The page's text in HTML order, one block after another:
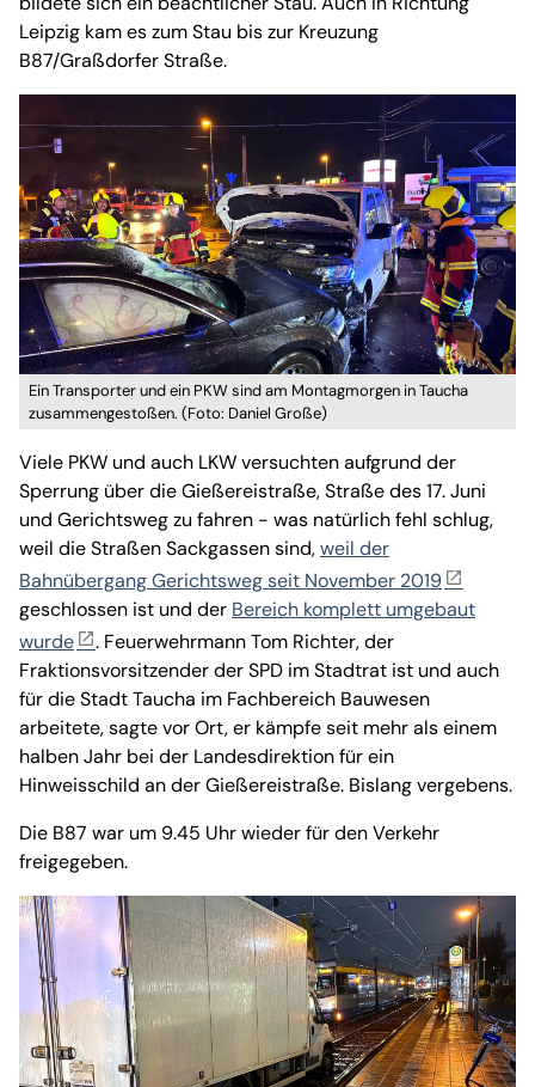
Leipzig kam es zum Stau bis zur Kreuzung
B87/Graßdorfer Straße.
Ein Transporter und ein PKW sind am Montagmorgen in Taucha
zusammengestoßen. (Foto: Daniel Große)
Viele PKW und auch LKW versuchten aufgrund der
Sperrung über die Gießereistraße, Straße des 17. Juni
und Gerichtsweg zu fahren - was natürlich fehl schlug,
weil die Straßen Sackgassen sind,weil der
Bahnübergang Gerichtsweg seit November 2019
geschlossen ist und der Bereich komplett umgebaut
wurde
. Feuerwehrmann Tom Richter, der
Fraktionsvorsitzender der SPD im Stadtrat ist und auch
für die Stadt Taucha im Fachbereich Bauwesen
arbeitete, sagte vor Ort, er kämpfe seit mehr als einem
halben Jahr bei der Landesdirektion für ein
Hinweisschild an der Gießereistraße. Bislang vergebens.
Die B87 war um 9.45 Uhr wieder für den Verkehr
freigegeben.